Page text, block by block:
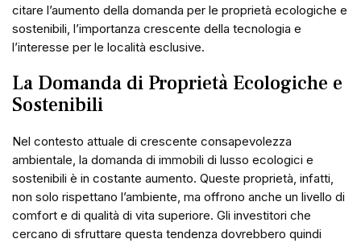
citare l’aumento della domanda per le proprietà ecologiche e
sostenibili, l’importanza crescente della tecnologia e
l’interesse per le località esclusive.
La Domanda di Proprietà Ecologiche e
Sostenibili
Nel contesto attuale di crescente consapevolezza
ambientale, la domanda di immobili di lusso ecologici e
sostenibili è in costante aumento. Queste proprietà, infatti,
non solo rispettano l’ambiente, ma offrono anche un livello di
comfort e di qualità di vita superiore. Gli investitori che
cercano di sfruttare questa tendenza dovrebbero quindi